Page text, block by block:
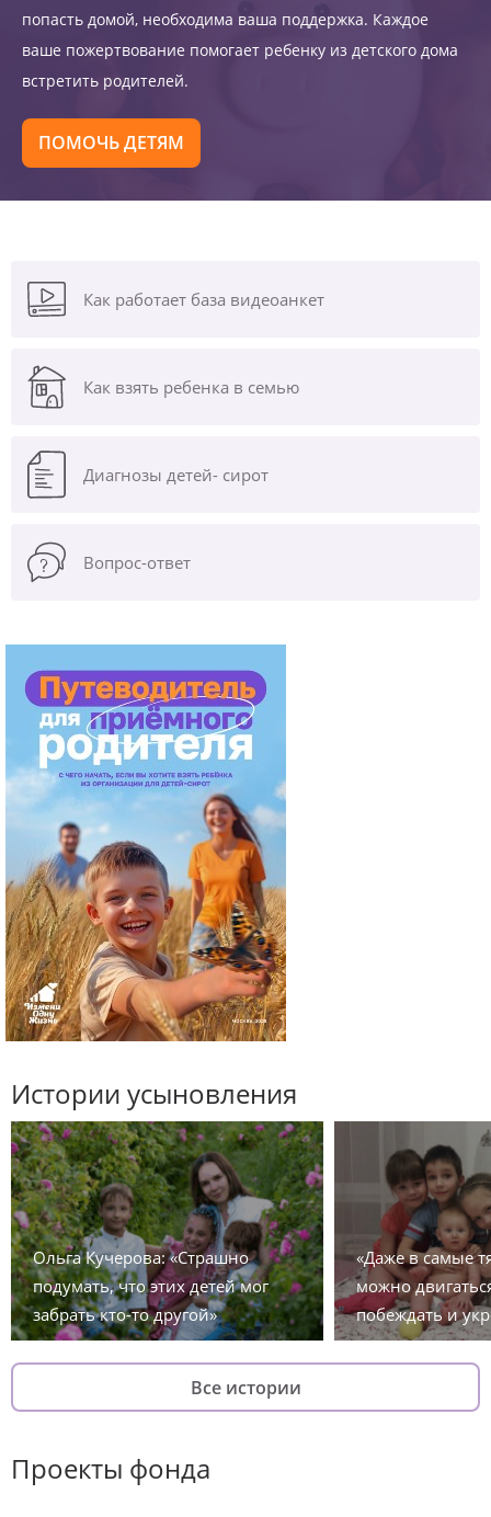
попасть домой, необходима ваша поддержка. Каждое
ваше пожертвование помогает ребенку из детского дома
встретить родителей.
ПОМОЧЬ ДЕТЯМ
Как работает база видеоанкет
Как взять ребенка в семью
Диагнозы детей- сирот
Вопрос-ответ
Истории усыновления
Ольга Кучерова: «Страшно
подумать, что этих детей мог
забрать кто-то другой»
«Даже в самые
можно
побеждать и
Все истории
Проекты фонда